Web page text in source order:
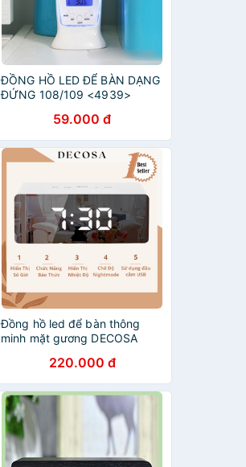
ĐỒNG HỒ LED ĐỂ BÀN DẠNG
ĐỨNG 108/109 <4939>
59.000 đ
Đồng hồ led để bàn thông
minh mặt gương DECOSA
220.000 đ